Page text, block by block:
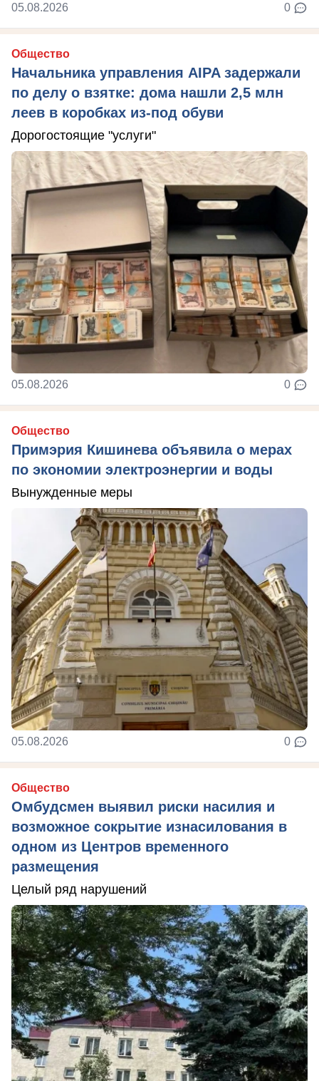
05.08.2026 0
Общество
Начальника управления AIPA задержали
по делу о взятке: дома нашли 2,5 млн
леев в коробках из-под обуви
Дорогостоящие "услуги"
05.08.2026 0
Общество
Примэрия Кишинева объявила о мерах
по экономии электроэнергии и воды
Вынужденные меры
05.08.2026 0
Общество
Омбудсмен выявил риски насилия и
возможное сокрытие изнасилования в
одном из Центров временного
размещения
Целый ряд нарушений